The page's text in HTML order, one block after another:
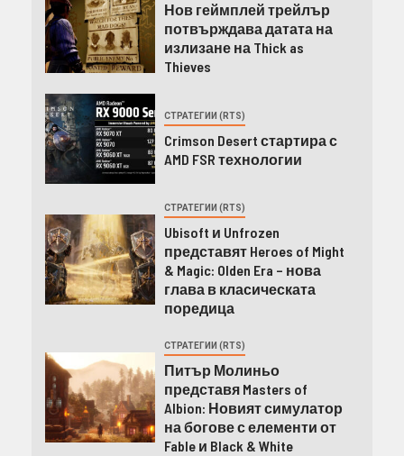
Нов геймплей трейлър
потвърждава датата на
излизане на Thick as
Thieves
СТРАТЕГИИ (RTS)
Crimson Desert стартира с
AMD FSR технологии
СТРАТЕГИИ (RTS)
Ubisoft и Unfrozen
представят Heroes of Might
& Magic: Olden Era – нова
глава в класическата
поредица
СТРАТЕГИИ (RTS)
Питър Молиньо
представя Masters of
Albion: Новият симулатор
на богове с елементи от
Fable и Black & White